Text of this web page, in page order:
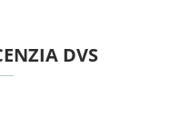
DVS